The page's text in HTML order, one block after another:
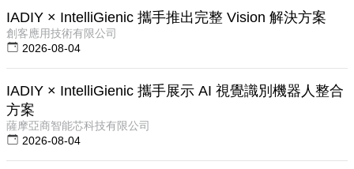
IADIY × IntelliGienic 攜手推出完整 Vision 解決方案
創客應用技術有限公司
2026-08-04
IADIY × IntelliGienic 攜手展示 AI 視覺識別機器人整合
方案
薩摩亞商智能芯科技有限公司
2026-08-04